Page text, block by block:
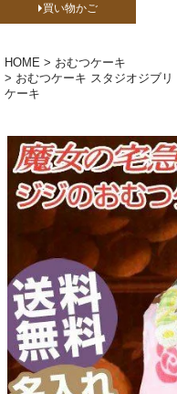
買い物かご
HOME
おむつケーキ
おむつケーキ スタジオジブ
ケーキ